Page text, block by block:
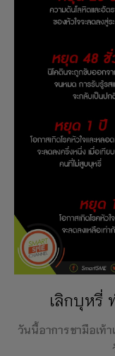
เลิกบุหรี่
วันนี้อาการชามือเท้